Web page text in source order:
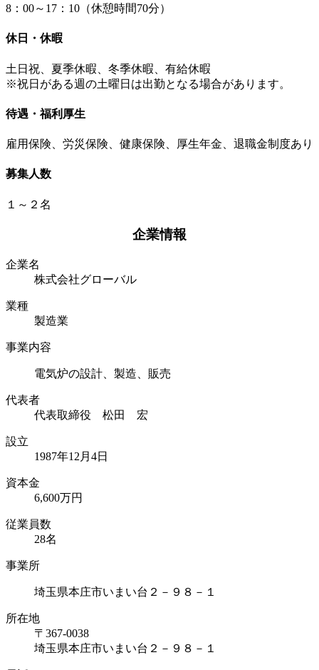
8：00～17：10（休憩時間70分）
休日・休暇
土日祝、夏季休暇、冬季休暇、有給休暇
※祝日がある週の土曜日は出勤となる場合があります。
待遇・福利厚生
雇用保険、労災保険、健康保険、厚生年金、退職金制度あり
募集人数
１～２名
企業情報
企業名
株式会社グローバル
業種
製造業
事業内容
電気炉の設計、製造、販売
代表者
代表取締役 松田 宏
設立
1987年12月4日
資本⾦
6,600万円
従業員数
28名
事業所
埼玉県本庄市いまい台２－９８－１
所在地
〒367-0038
埼玉県本庄市いまい台２－９８－１